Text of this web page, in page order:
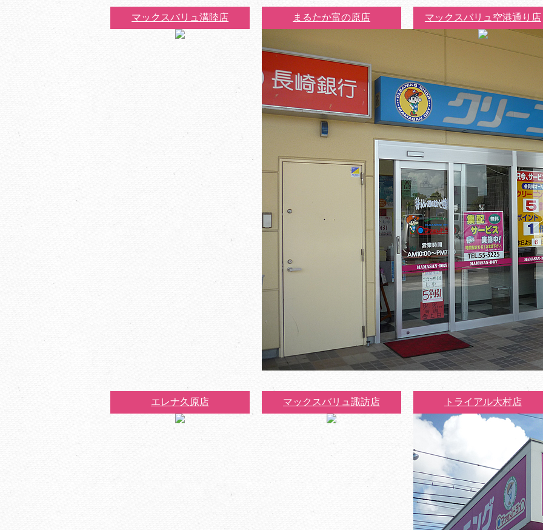
マックスバリュ溝陸店 まるたか富の原店 マックスバリュ空港通り店
エレナ久原店 マックスバリュ諏訪店 トライアル大村店